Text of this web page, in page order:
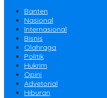
Banten
Nasional
Internasional
Bisnis
Olahraga
Politik
Hukrim
Opini
Advetorial
Hiburan